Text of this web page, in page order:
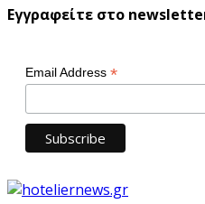
Εγγραφείτε στο
Email Address *